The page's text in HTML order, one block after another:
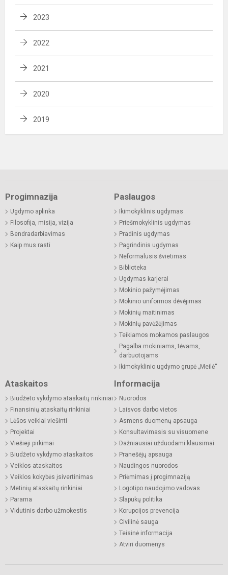
2023
2022
2021
2020
2019
Progimnazija
Ugdymo aplinka
Filosofija, misija, vizija
Bendradarbiavimas
Kaip mus rasti
Paslaugos
Ikimokyklinis ugdymas
Priešmokyklinis ugdymas
Pradinis ugdymas
Pagrindinis ugdymas
Neformalusis švietimas
Biblioteka
Ugdymas karjerai
Mokinio pažymėjimas
Mokinio uniformos dėvėjimas
Mokinių maitinimas
Mokinių pavėžėjimas
Teikiamos mokamos paslaugos
Pagalba mokiniams, tėvams,
darbuotojams
Ikimokyklinio ugdymo grupė „Meilė“
Ataskaitos
Biudžeto vykdymo ataskaitų rinkiniai
Finansinių ataskaitų rinkiniai
Lėšos veiklai viešinti
Projektai
Viešieji pirkimai
Biudžeto vykdymo ataskaitos
Veiklos ataskaitos
Veiklos kokybės įsivertinimas
Metinių ataskaitų rinkiniai
Parama
Vidutinis darbo užmokestis
Informacija
Nuorodos
Laisvos darbo vietos
Asmens duomenų apsauga
Konsultavimasis su visuomene
Dažniausiai užduodami klausimai
Pranešėjų apsauga
Naudingos nuorodos
Priėmimas į progimnaziją
Logotipo naudojimo vadovas
Slapukų politika
Korupcijos prevencija
Civilinė sauga
Teisinė informacija
Atviri duomenys